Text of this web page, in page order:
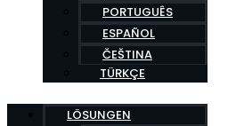
PORTUGUÊS
ESPAÑOL
ČEŠTINA
TÜRKÇE
LÖSUNGEN